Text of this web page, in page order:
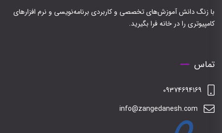
با زنگ دانش آموزش‌های تخصصی و کاربردی برنامه‌نویسی و نرم افزارهای
کامپیوتری را در خانه فرا بگیرید.
تماس
09374694169
info@zangedanesh.com